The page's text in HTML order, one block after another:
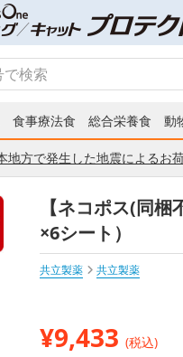
食事療法食 総合栄養食 動
地方で発生した地震によるお
【ネコポス(同
×6シート）
共立製薬
共立製薬
¥9,433 (税込)